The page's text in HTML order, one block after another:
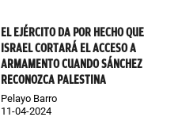
EL EJÉRCITO DA POR HECHO QUE
ISRAEL CORTARÁ EL ACCESO A
ARMAMENTO CUANDO SÁNCHEZ
RECONOZCA PALESTINA
Pelayo Barro
11-04-2024